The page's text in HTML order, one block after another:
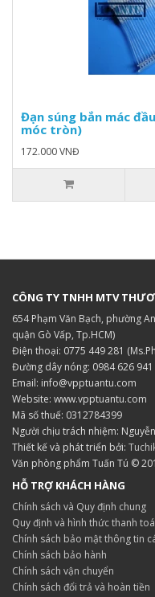
Đạn súng bắn mác
móc tròn)
172.000 VNĐ
CÔNG TY TNHH MTV
654 Phạm Văn Bạch, phường
quận Gò Vấp, Tp.HCM)
Điện thoại: 0775 449 281
Đường dây nóng: 0984 626
Email: info@vpptuantu.com
Website: www.vpptuantu.com
Mã số thuế: 0312784399
Người chịu trách nhiệm:
Thiết kế và phát triển bởi:
Văn phòng phẩm Tuấn Tú ©
HỖ TRỢ KHÁCH HÀNG
Chính sách và Quy định chung
Quy định và hình thức thanh
Chính sách bảo mật thông tin
Chính sách bảo hành
Chính sách vận chuyển
Chính sách đổi trả và hoàn tiền